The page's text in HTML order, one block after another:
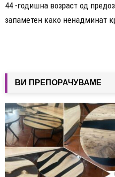
44 -годишна возраст од
запаметен како ненадминат
ВИ ПРЕПОРАЧУВАМЕ